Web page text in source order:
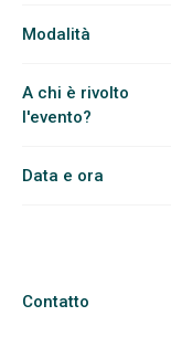
Modalità
A chi è rivolto
l'evento?
Data e ora
Contatto